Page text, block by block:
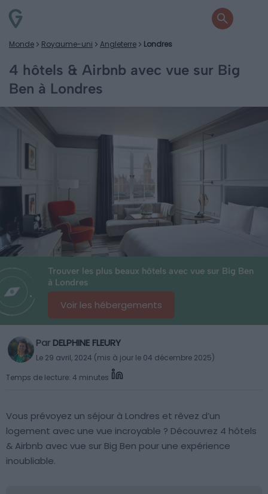
Monde Royaume-uni Angleterre Londres
4 hôtels & Airbnb avec vue sur Big
Ben à Londres
Trouver les plus beaux hôtels avec vue sur Big Ben
à Londres
Voir les hébergements
Par DELPHINE FLEURY
Le 29 avril, 2024 (mis à jour le 04 décembre 2025)
Temps de lecture: 4 minutes
Vous prévoyez un séjour à Londres et rêvez d’un
logement avec une vue incroyable ? Découvrez 4 hôtels
& Airbnb avec vue sur Big Ben pour une expérience
inoubliable.